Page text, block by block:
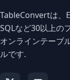
TableConvertは、
SQLなど30以上の
オンラインテーブ
ルです.